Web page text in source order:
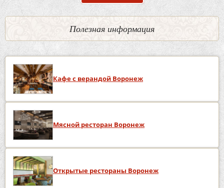
Полезная информация
Кафе с верандой Воронеж
Мясной ресторан Воронеж
Открытые рестораны Воронеж